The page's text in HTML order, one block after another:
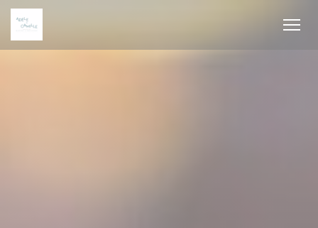
Personalización de sus opciones de cookies